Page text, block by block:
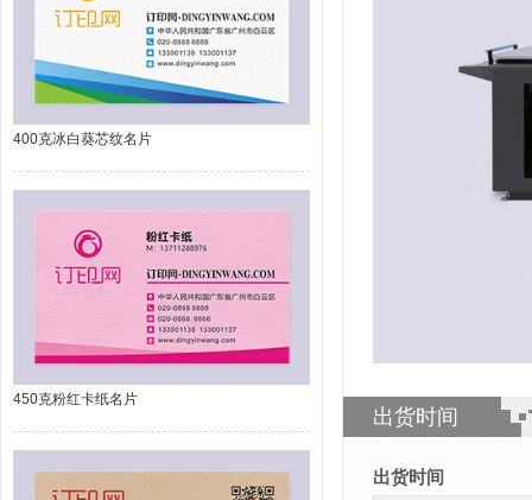
400克冰白葵芯纹名片
450克粉红卡纸名片
出货时间
出货时间